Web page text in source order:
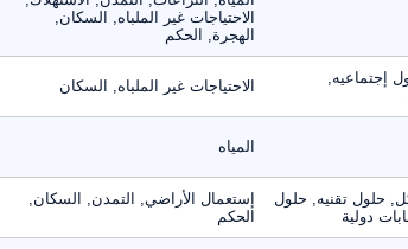
الاحتياجات غير الملباه, السكان,
الهجرة, الحكم
إجتماعيه,
الاحتياجات غير الملباه, السكان
المياه
حلول تقنيه, حلول
دولية
إستعمال الأراضي, التمدن, السكان,
الحكم